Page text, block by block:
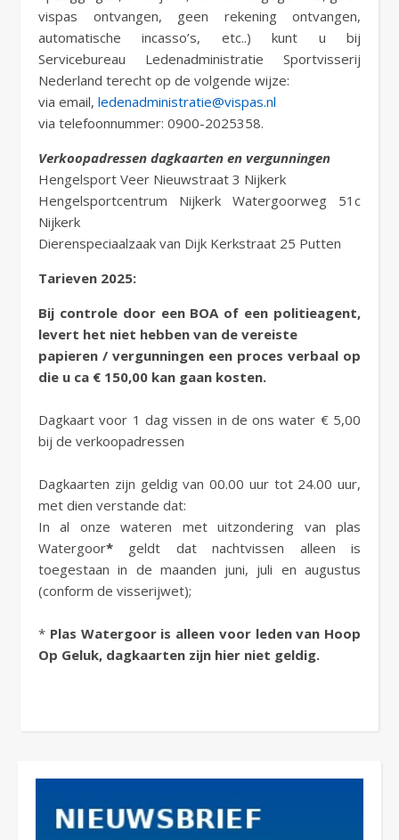
vispas ontvangen, geen rekening ontvangen,
automatische incasso’s, etc..) kunt u bij
Servicebureau Ledenadministratie Sportvisserij
Nederland terecht op de volgende wijze:
via email, ledenadministratie@vispas.nl
via telefoonnummer: 0900-2025358.
Verkoopadressen dagkaarten en vergunningen
Hengelsport Veer Nieuwstraat 3 Nijkerk
Hengelsportcentrum Nijkerk Watergoorweg 51c
Nijkerk
Dierenspeciaalzaak van Dijk Kerkstraat 25 Putten
Tarieven 2025:
Bij controle door een BOA of een politieagent,
levert het niet hebben van de vereiste
papieren / vergunningen een proces verbaal op
die u ca € 150,00 kan gaan kosten.
Dagkaart voor 1 dag vissen in de ons water € 5,00
bij de verkoopadressen
Dagkaarten zijn geldig van 00.00 uur tot 24.00 uur,
met dien verstande dat:
In al onze wateren met uitzondering van plas
Watergoor* geldt dat nachtvissen alleen is
toegestaan in de maanden juni, juli en augustus
(conform de visserijwet);
* Plas Watergoor is alleen voor leden van Hoop
Op Geluk, dagkaarten zijn hier niet geldig.